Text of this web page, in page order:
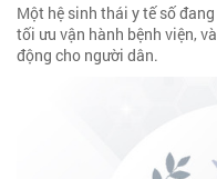
Một hệ sinh thái y tế số
tối ưu vận hành bệnh viện,
động cho người dân.